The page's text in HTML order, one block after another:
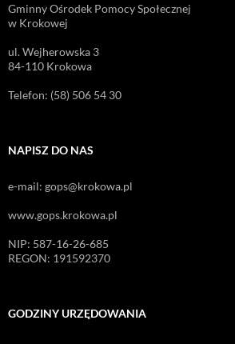
Gminny Ośrodek Pomocy Społecznej
w Krokowej
ul. Wejherowska 3
84-110 Krokowa
Telefon: (58) 506 54 30
NAPISZ DO NAS
e-mail: gops@krokowa.pl
www.gops.krokowa.pl
NIP: 587-16-26-685
REGON: 191592370
GODZINY URZĘDOWANIA